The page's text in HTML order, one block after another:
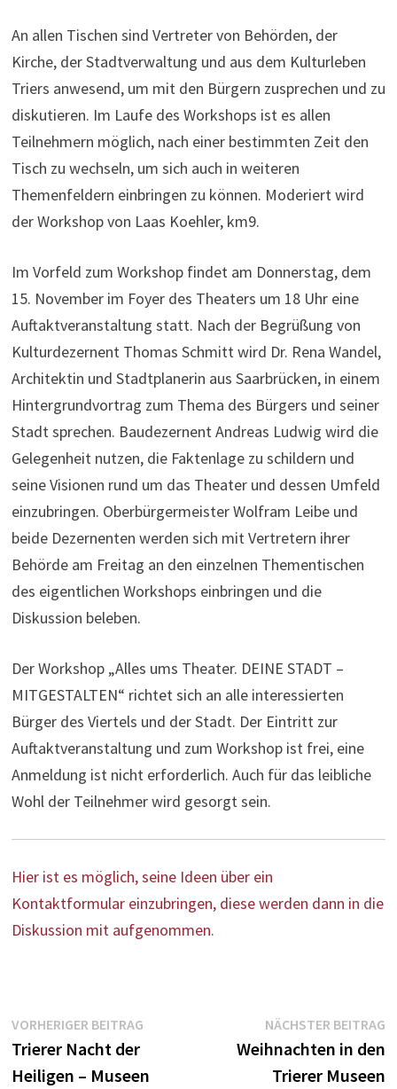
An allen Tischen sind Vertreter von Behörden, der
Kirche, der Stadtverwaltung und aus dem Kulturleben
Triers anwesend, um mit den Bürgern zusprechen und zu
diskutieren. Im Laufe des Workshops ist es allen
Teilnehmern möglich, nach einer bestimmten Zeit den
Tisch zu wechseln, um sich auch in weiteren
Themenfeldern einbringen zu können. Moderiert wird
der Workshop von Laas Koehler, km9.
Im Vorfeld zum Workshop findet am Donnerstag, dem
15. November im Foyer des Theaters um 18 Uhr eine
Auftaktveranstaltung statt. Nach der Begrüßung von
Kulturdezernent Thomas Schmitt wird Dr. Rena Wandel,
Architektin und Stadtplanerin aus Saarbrücken, in einem
Hintergrundvortrag zum Thema des Bürgers und seiner
Stadt sprechen. Baudezernent Andreas Ludwig wird die
Gelegenheit nutzen, die Faktenlage zu schildern und
seine Visionen rund um das Theater und dessen Umfeld
einzubringen. Oberbürgermeister Wolfram Leibe und
beide Dezernenten werden sich mit Vertretern ihrer
Behörde am Freitag an den einzelnen Thementischen
des eigentlichen Workshops einbringen und die
Diskussion beleben.
Der Workshop „Alles ums Theater. DEINE STADT –
MITGESTALTEN“ richtet sich an alle interessierten
Bürger des Viertels und der Stadt. Der Eintritt zur
Auftaktveranstaltung und zum Workshop ist frei, eine
Anmeldung ist nicht erforderlich. Auch für das leibliche
Wohl der Teilnehmer wird gesorgt sein.
Hier ist es möglich, seine Ideen über ein
Kontaktformular einzubringen, diese werden dann in die
Diskussion mit aufgenommen.
Beitragsnavigation
VORHERIGER BEITRAGVorheriger
Trierer Nacht der
Heiligen – Museen
NÄCHSTER BEITRAG
Weihnachten in den
Trierer Museen